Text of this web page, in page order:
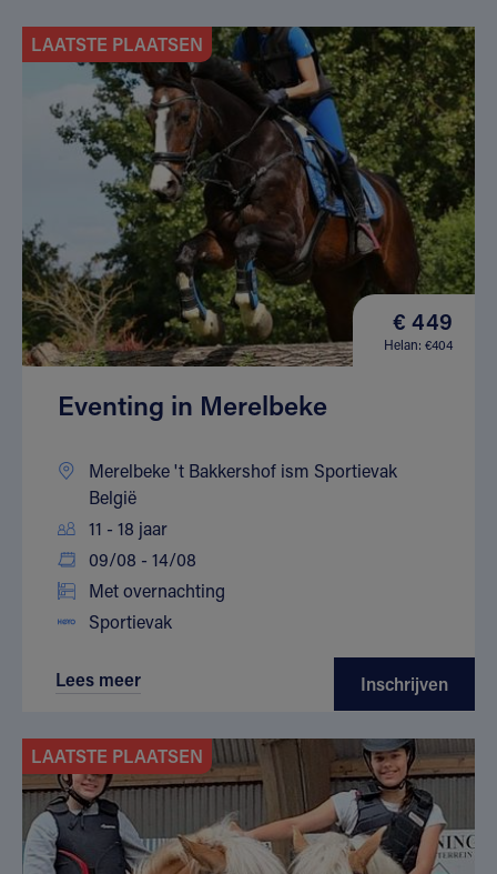
LAATSTE PLAATSEN
€ 449
Helan: €404
Eventing in Merelbeke
Merelbeke 't Bakkershof ism Sportievak
België
11 - 18 jaar
09/08 - 14/08
Met overnachting
Sportievak
Lees meer Inschrijven
LAATSTE PLAATSEN